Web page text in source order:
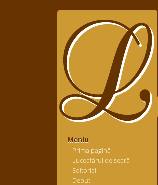
Meniu
Prima pagină
Luceafărul de seară
Editorial
Debut